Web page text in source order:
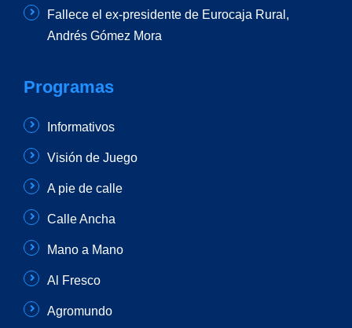
Fallece el ex-presidente de Eurocaja Rural,
Andrés Gómez Mora
Programas
Informativos
Visión de Juego
A pie de calle
Calle Ancha
Mano a Mano
Al Fresco
Agromundo